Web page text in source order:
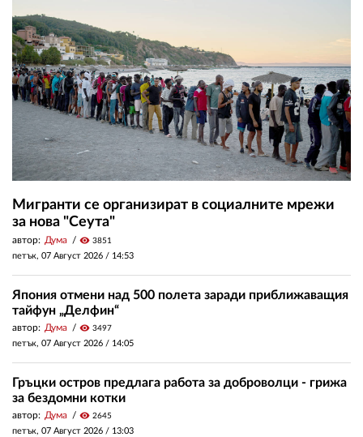
Мигранти се организират в социалните мрежи
за нова "Сеута"
автор: Дума visibility 3851
петък, 07 Август 2026 / 14:53
Япония отмени над 500 полета заради приближаващия
тайфун „Делфин“
автор: Дума visibility 3497
петък, 07 Август 2026 / 14:05
Гръцки остров предлага работа за доброволци - грижа
за бездомни котки
автор: Дума visibility 2645
петък, 07 Август 2026 / 13:03